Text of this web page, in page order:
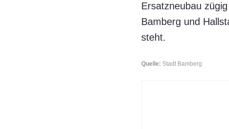
Ersatzneubau
Bamberg und
steht.
Quelle: Stadt Bamberg